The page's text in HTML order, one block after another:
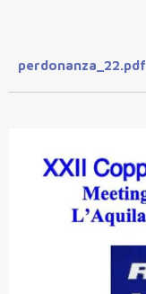
perdonanza_22.pdf